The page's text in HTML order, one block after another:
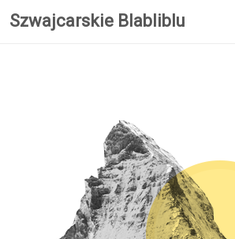
Szwajcarskie Blabliblu